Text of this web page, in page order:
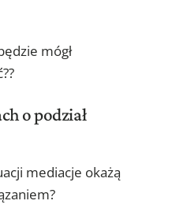
mógł
o podział
mediacje okażą